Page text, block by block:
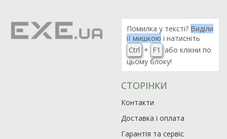
Помилка у тексті? Виділи
її мишкою і натисніть
Ctrl + F1
або клікни по
цьому блоку!
СТОРІНКИ
Контакти
Доставка і оплата
Гарантія та сервіс